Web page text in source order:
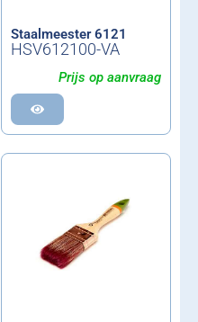
Staalmeester 6121
HSV612100-VA
Prijs op aanvraag